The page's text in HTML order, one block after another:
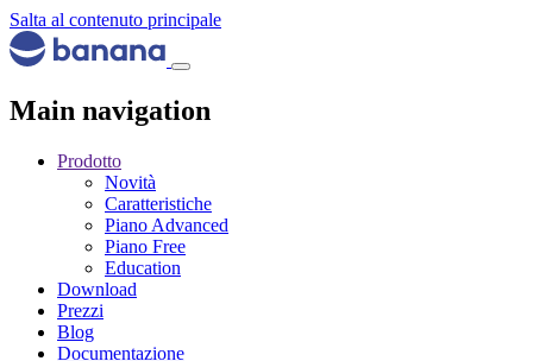
Salta al contenuto principale
Main navigation
Prodotto
Novità
Caratteristiche
Piano Advanced
Piano Free
Education
Download
Prezzi
Blog
Documentazione